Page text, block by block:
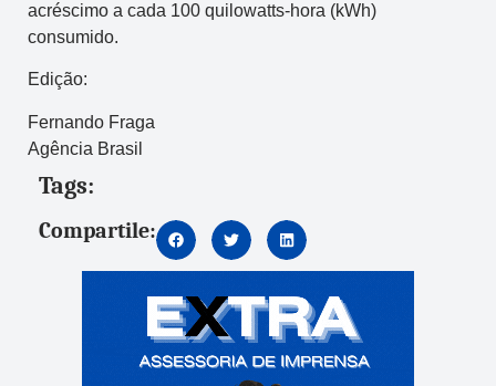
acréscimo a cada 100 quilowatts-hora (kWh)
consumido.
Edição:
Fernando Fraga
Agência Brasil
Tags:
Compartile: